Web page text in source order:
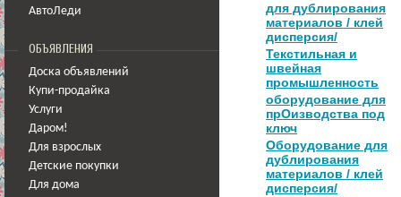
АвтоЛеди
ОБЪЯВЛЕНИЯ
Доска объявлений
Купи-продайка
Услуги
Даром!
Для взрослых
Детские покупки
Для дома
для дублирования
материалов / клей
дисперсия/
Текстильная и
швейная
промышленность
оборудование для
прОизводства под
ключ
Оборудование для
дублирования
материалов / клей
дисперсия/